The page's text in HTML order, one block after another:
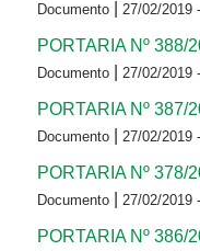
Documento 27/02/2019
PORTARIA Nº 388/
Documento 27/02/2019
PORTARIA Nº 387/
Documento 27/02/2019
PORTARIA Nº 378/
Documento 27/02/2019
PORTARIA Nº 386/